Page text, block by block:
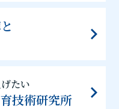
たい
技術研究所